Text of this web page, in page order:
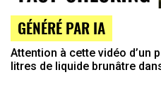
GÉNÉRÉ PAR IA
Attention à cette vidéo d’un
litres de liquide brunâtre